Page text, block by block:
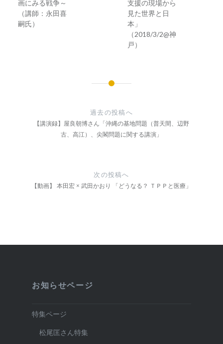
画にみる戦争～
（講師：永田喜
嗣氏）
支援の現場から
見た世界と日
本」
（2018/3/2@神
戸）
過去の投稿へ
【講演録】屋良朝博さん「沖縄の基地問題（普天間、辺野
古、高江）、尖閣問題に関する講演」
次の投稿へ
【動画】 本田宏 × 武田かおり 「どうなる？ ＴＰＰと医療」
お知らせページ
特集ページ
松尾匡さん特集